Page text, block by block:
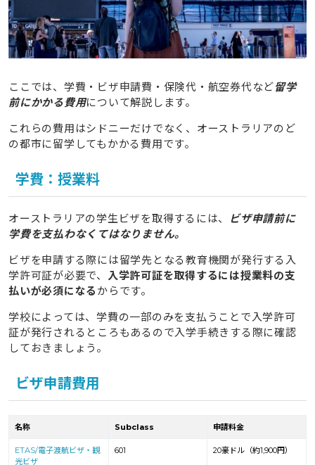
シドニー留学に必要な費用のここが知りたい！ もっと詳
細な疑問はタビケン留学までご相談ください
6シドニー留学の費用を抑えるコツ
6.2海外旅行保険は最適プランか確認
6.3 渡航時期は繁忙期をできるだけ避ける
7シドニーの物価情報
8シドニー留学中の学費を賄うためのアルバイト事情
8.2 基本時給
9高額な費用をかけてでもシドニーへ留学するメリット
9.1学校の数・コースとも豊富で、希望に近い内容を探
す際の選択肢が多い
9.2 商業地域も多く、アルバイトが見つけやすい
ください
ホリ体験
ここでは、学費・ビザ申請費・保険代・航空券代など留学
前にかかる費用について解説します。
これらの費用はシドニーだけでなく、オーストラリアのど
の都市に留学してもかかる費用です。
学費：授業料
オーストラリアの学生ビザを取得するには、
ビザ申請前に
学費を支払わなくてはなりません。
ビザを申請する際には留学先となる教育機関が発行する入
学許可証が必要で、
入学許可証を取得するには授業料の支
払いが必須になる からです。
学校によっては、学費の一部のみを支払うことで入学許可
証が発行されるところもあるので入学手続きする際に確認
しておきましょう。
ビザ申請費用
名称 Subclass 申請料金
ETAS/電子渡航ビザ・観
光ビザ
601 20豪ドル（約1,900円）